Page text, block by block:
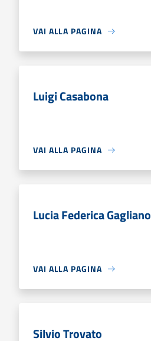
VAI ALLA PAGINA
Luigi Casabona
VAI ALLA PAGINA
Lucia Federica Gagliano
VAI ALLA PAGINA
Silvio Trovato